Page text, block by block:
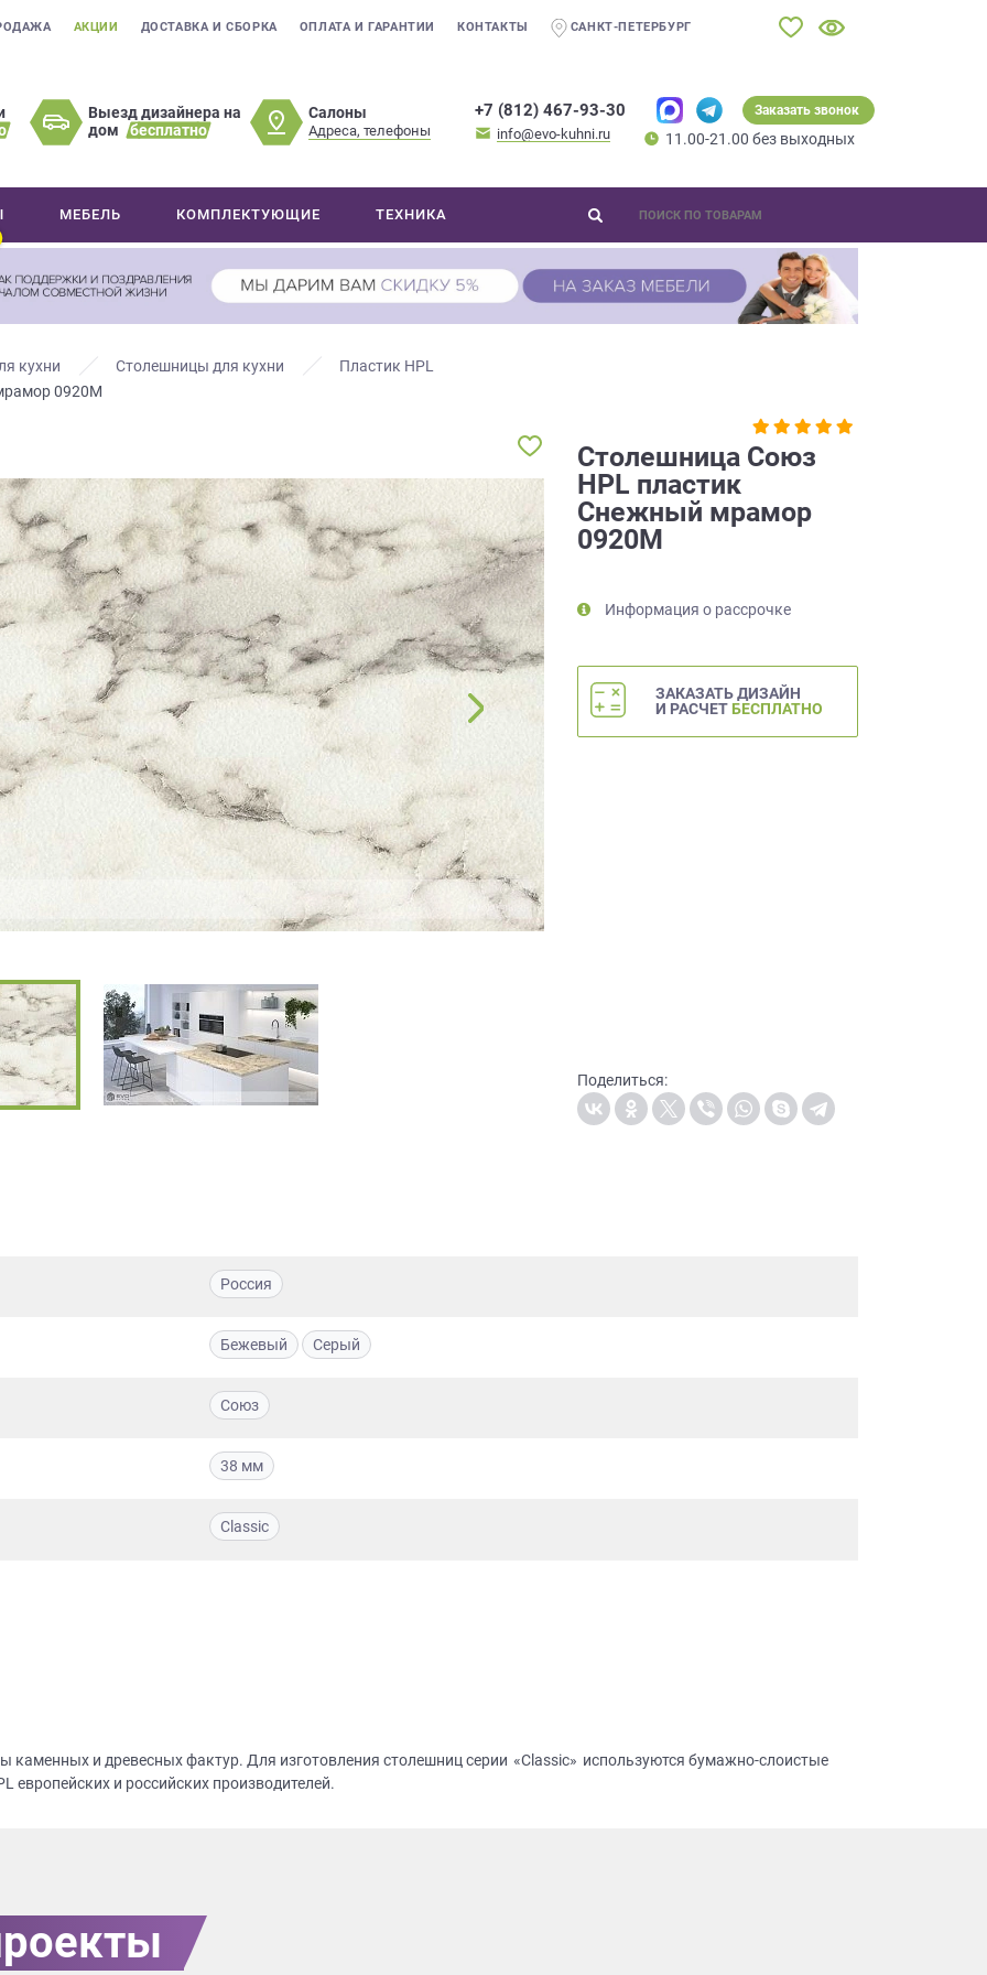
АКЦИИ ДОСТАВКА И СБОРКА ОПЛАТА И ГАРАНТИИ КОНТАКТЫ САНКТ-ПЕТЕРБУРГ
Выезд дизайнера на
дом
бесплатно
Салоны
Адреса, телефоны
+7 (812) 467-93-30
info@evo-kuhni.ru
Заказать звонок
11.00-21.00 без выходных
МЕБЕЛЬ КОМПЛЕКТУЮЩИЕ ТЕХНИКА
кухни Столешницы для кухни
Пластик HPL
0920М
Столешница Союз
HPL пластик
Снежный мрамор
0920М
Информация о рассрочке
ЗАКАЗАТЬ ДИЗАЙН
И РАСЧЕТ БЕСПЛАТНО
Поделиться:
Россия
Бежевый Серый
Союз
38 мм
Classic
каменных и древесных фактур. Для изготовления столешниц серии «Classic» используются бумажно-слоистые
европейских и российских производителей.